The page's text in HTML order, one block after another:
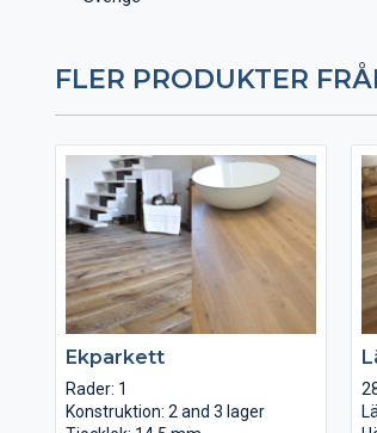
FLER PRODUKTER
Ekparkett
Rader: 1
Konstruktion: 2 and 3 lager